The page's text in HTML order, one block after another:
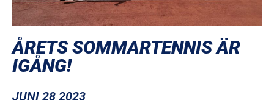
ÅRETS SOMMARTENNIS ÄR
IGÅNG!
JUNI 28 2023